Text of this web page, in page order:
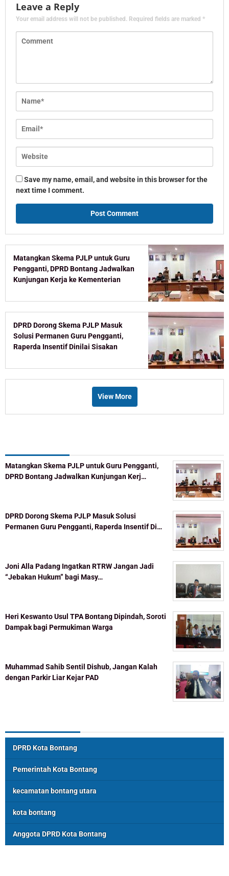
Leave a Reply
Your email address will not be published. Required fields are marked *
Save my name, email, and website in this browser for the
next time I comment.
Matangkan Skema PJLP untuk Guru
Pengganti, DPRD Bontang Jadwalkan
Kunjungan Kerja ke Kementerian
DPRD Dorong Skema PJLP Masuk
Solusi Permanen Guru Pengganti,
Raperda Insentif Dinilai Sisakan
View More
Matangkan Skema PJLP untuk Guru Pengganti,
DPRD Bontang Jadwalkan Kunjungan Kerj…
DPRD Dorong Skema PJLP Masuk Solusi
Permanen Guru Pengganti, Raperda Insentif Di…
Joni Alla Padang Ingatkan RTRW Jangan Jadi
“Jebakan Hukum” bagi Masy…
Heri Keswanto Usul TPA Bontang Dipindah, Soroti
Dampak bagi Permukiman Warga
Muhammad Sahib Sentil Dishub, Jangan Kalah
dengan Parkir Liar Kejar PAD
DPRD Kota Bontang
Pemerintah Kota Bontang
kecamatan bontang utara
kota bontang
Anggota DPRD Kota Bontang